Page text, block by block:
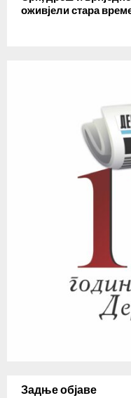
оживјели стара
Задње објаве